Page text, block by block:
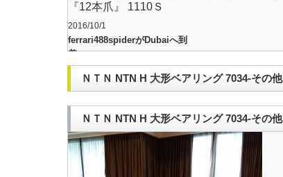
『12本爪』 1110Ｓ
2016/10/1
ferrari488spiderがDubaiへ到
着
ＮＴＮ NTN H 大形ベアリング 7034-その他
ＮＴＮ NTN H 大形ベアリング 7034-その他